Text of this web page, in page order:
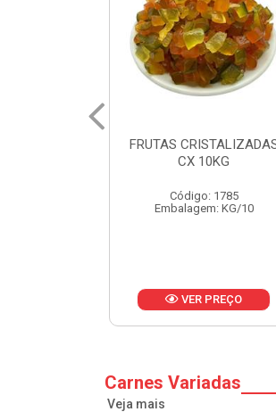
MARGARINA PRIMOR
BALDE 3KG
Código: 1801
Embalagem: BD/1
VER PREÇO
Carnes Variadas
Veja mais